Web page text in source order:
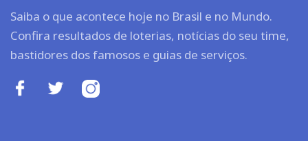
Saiba o que acontece hoje no Brasil e no Mundo.
Confira resultados de loterias, notícias do seu time,
bastidores dos famosos e guias de serviços.